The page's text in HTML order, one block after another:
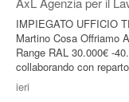
IMPIEGATO UFFICIO
Martino Cosa Offriamo
Range RAL 30.000€ -
collaborando con reparto
ieri